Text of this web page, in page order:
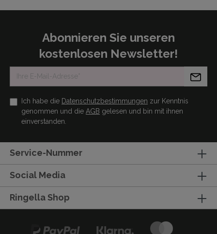
Abonnieren Sie unseren
kostenlosen Newsletter!
Ich habe die Datenschutzbestimmungen zur Kenntnis
genommen und die AGB gelesen und bin mit ihnen
einverstanden.
Service-Nummer
Social Media
Ringella Shop